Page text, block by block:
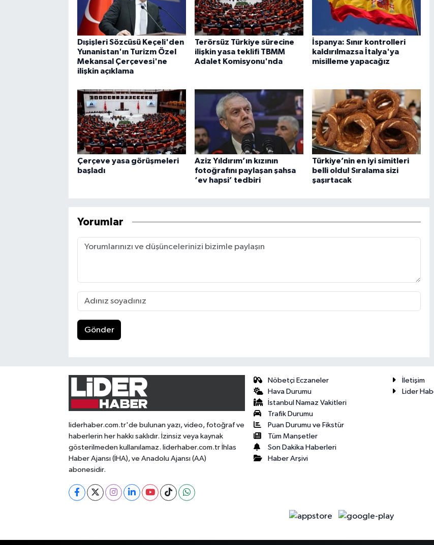
Dışişleri Sözcüsü Keçeli'den
Yunanistan'ın Turizm Özel
Mekansal Çerçevesi'ne
ilişkin açıklama
Terörsüz Türkiye sürecine
ilişkin yasa teklifi TBMM
Adalet Komisyonu'nda
İspanya: Sınır kontrolleri
kaldırılmazsa İtalya'ya
misilleme yapacağız
Çerçeve yasa görüşmeleri
başladı
Aziz Yıldırım’ın kızının
fotoğrafını paylaşan şahsa
‘ev hapsi’ tedbiri
Türkiye’nin en iyi simitleri
belli oldu! Sıralama sizi
şaşırtacak
Yorumlar
Gönder
liderhaber.com.tr'de bulunan yazı, video, fotoğraf ve
haberlerin her hakkı saklıdır. İzinsiz veya kaynak
gösterilmeden kullanılamaz. liderhaber.com.tr İhlas
Haber Ajansı (İHA), ve Anadolu Ajansı (AA)
abonesidir.
Nöbetçi Eczaneler
Hava Durumu
İstanbul Namaz Vakitleri
Trafik Durumu
Puan Durumu ve Fikstür
Tüm Manşetler
Son Dakika Haberleri
Haber Arşivi
İletişim
Lider